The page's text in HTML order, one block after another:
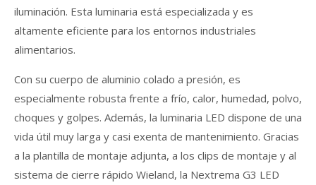
iluminación. Esta luminaria está especializada y es
altamente eficiente para los entornos industriales
alimentarios.
Con su cuerpo de aluminio colado a presión, es
especialmente robusta frente a frío, calor, humedad, polvo,
choques y golpes. Además, la luminaria LED dispone de una
vida útil muy larga y casi exenta de mantenimiento. Gracias
a la plantilla de montaje adjunta, a los clips de montaje y al
sistema de cierre rápido Wieland, la Nextrema G3 LED